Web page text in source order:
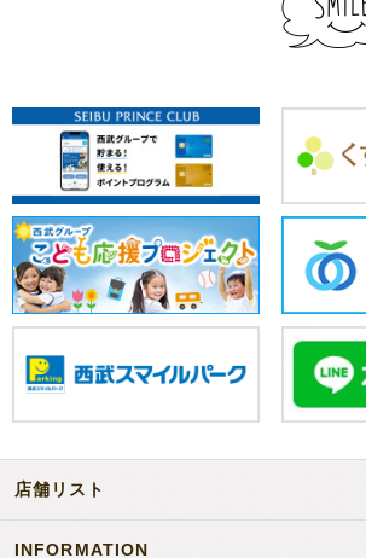
店舗リスト
INFORMATION